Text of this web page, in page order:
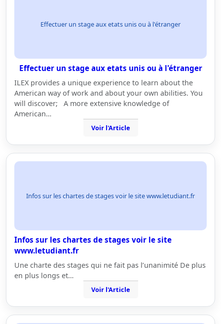
Effectuer un stage aux etats unis ou à l'étranger
Effectuer un stage aux etats unis ou à l'étranger
ILEX provides a unique experience to learn about the
American way of work and about your own abilities. You
will discover; A more extensive knowledge of
American…
Voir l'Article
Infos sur les chartes de stages voir le site www.letudiant.fr
Infos sur les chartes de stages voir le site
www.letudiant.fr
Une charte des stages qui ne fait pas l’unanimité De plus
en plus longs et…
Voir l'Article